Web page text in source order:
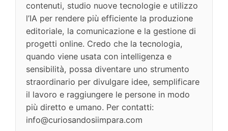
contenuti, studio nuove tecnologie e utilizzo
l’IA per rendere più efficiente la produzione
editoriale, la comunicazione e la gestione di
progetti online. Credo che la tecnologia,
quando viene usata con intelligenza e
sensibilità, possa diventare uno strumento
straordinario per divulgare idee, semplificare
il lavoro e raggiungere le persone in modo
più diretto e umano. Per contatti:
info@curiosandosiimpara.com